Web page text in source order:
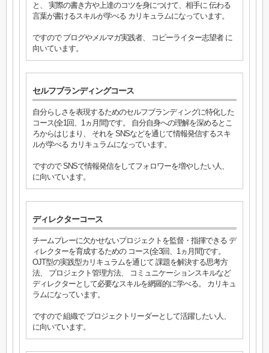
と、 実際の書き方や上達のコツを身につけて、相手に 伝わる
言葉が書けるスキルが学べる カリキュラムになっています。
ですので ブログやメルマガ実践者、 コピーライター志望者 に
向いています。
セルフブランディングコース
自分らしさを表現するためのセルフブランディングに特化した
コース(全1回、1ヵ月間)です。 自分自身への理解を深めるとこ
ろからはじまり、 それを SNSなどを通じて情報発信するスキ
ルが学べる カリキュラムになっています。
ですので SNSで情報発信をしてフォロワーを増やしたい人、
に向いています。
ディレクターコース
チームプレーに欠かせないプロジェクトを監督・指揮できる デ
ィレクターを育成するための コース(全3回、1ヵ月間)です。
OJT型の実践型カリキュラムを通じて 課題を解決する思考方
法、 プロジェクト管理方法、 コミュニケーションスキルなど
ディレクターとして必要なスキルを網羅的に学べる。 カリキュ
ラムになっています。
ですので 組織で プロジェクトリーダーとして活躍したい人、
に向いています。